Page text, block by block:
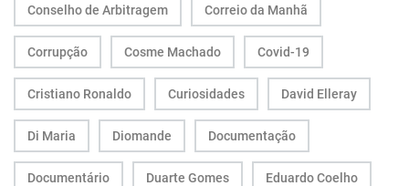
Conselho de Arbitragem Correio da Manhã
Corrupção Cosme Machado Covid-19
Cristiano Ronaldo Curiosidades David Elleray
Di Maria Diomande Documentação
Documentário Duarte Gomes Eduardo Coelho